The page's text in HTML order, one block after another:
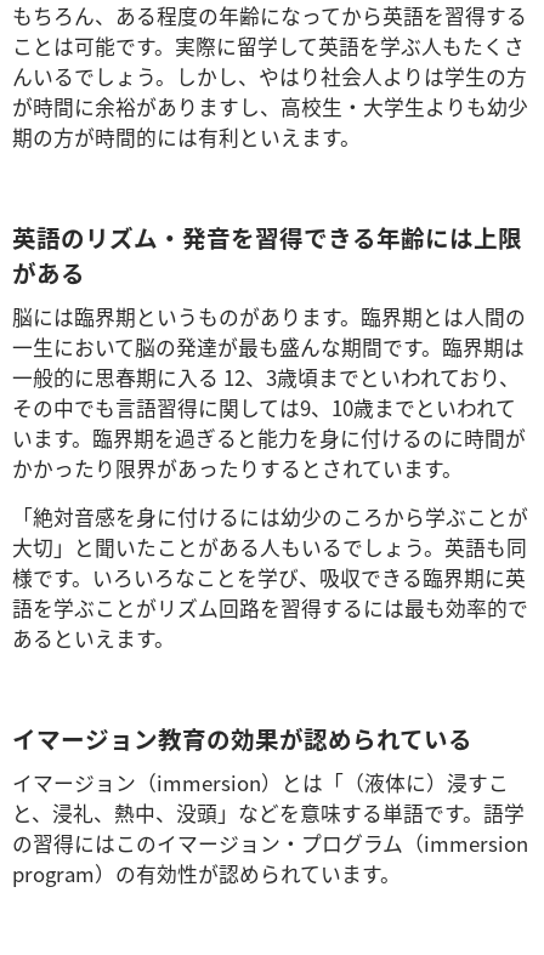
もちろん、ある程度の年齢になってから英語を習得する
ことは可能です。実際に留学して英語を学ぶ人もたくさ
んいるでしょう。しかし、やはり社会人よりは学生の方
が時間に余裕がありますし、高校生・大学生よりも幼少
期の方が時間的には有利といえます。
英語のリズム・発音を習得できる年齢には上限
がある
脳には臨界期というものがあります。臨界期とは人間の
一生において脳の発達が最も盛んな期間です。臨界期は
一般的に思春期に入る 12、3歳頃までといわれており、
その中でも言語習得に関しては9、10歳までといわれて
います。臨界期を過ぎると能力を身に付けるのに時間が
かかったり限界があったりするとされています。
「絶対音感を身に付けるには幼少のころから学ぶことが
大切」と聞いたことがある人もいるでしょう。英語も同
様です。いろいろなことを学び、吸収できる臨界期に英
語を学ぶことがリズム回路を習得するには最も効率的で
あるといえます。
イマージョン教育の効果が認められている
イマージョン（immersion）とは「（液体に）浸すこ
と、浸礼、熱中、没頭」などを意味する単語です。語学
の習得にはこのイマージョン・プログラム（immersion
program）の有効性が認められています。